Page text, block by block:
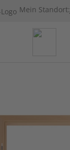
Mein Standort: